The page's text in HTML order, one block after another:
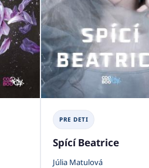
PRE DETI
Spící Beatrice
Júlia Matulová